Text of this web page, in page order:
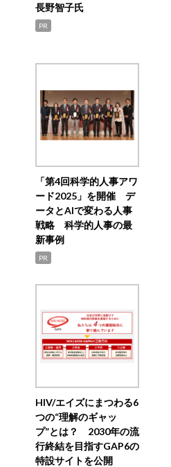
長野智子氏
PR
「第4回科学的人事アワ
ード2025」を開催 デ
ータとAIで変わる人事
戦略 科学的人事の最
新事例
PR
HIV/エイズにまつわる6
つの“理解のギャッ
プ”とは？ 2030年の流
行終結を目指すGAP6の
特設サイトを公開